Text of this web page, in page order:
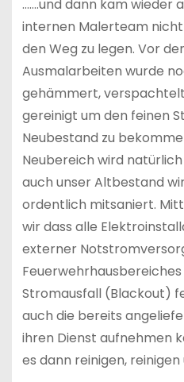
…….und dann kam wieder
internen Malerteam nicht
den Weg zu legen. Vor
Ausmalarbeiten wurde
gehämmert,
gereinigt um den feinen
Neubestand zu
Neubereich wird
auch unser Altbestand
ordentlich mitsaniert.
wir dass alle
externer
Stromausfall (Blackout)
auch die bereits
ihren Dienst aufnehmen
es dann reinigen,